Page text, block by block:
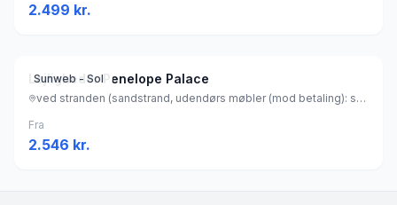
2.499 kr.
Sunweb - Sol
Lejligheder Penelope Palace
ved stranden (sandstrand, udendørs møbler (mod betaling): stole, parasol), Bulgarien
Fra
2.546 kr.